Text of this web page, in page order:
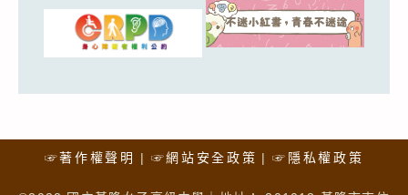
☞著作權聲明 ☞網站安全政策 ☞隱私權政策